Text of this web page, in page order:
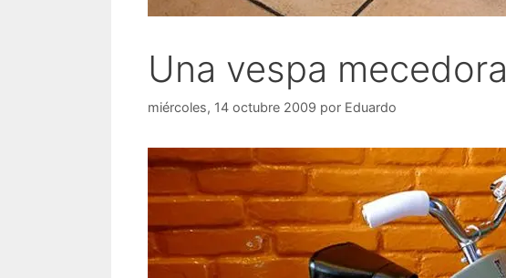
Una vespa mecedora
miércoles, 14 octubre 2009 por Eduardo